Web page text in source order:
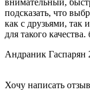
подсказать, что
как с друзьями, так
для такого
Андраник Гаспарян
Хочу написать